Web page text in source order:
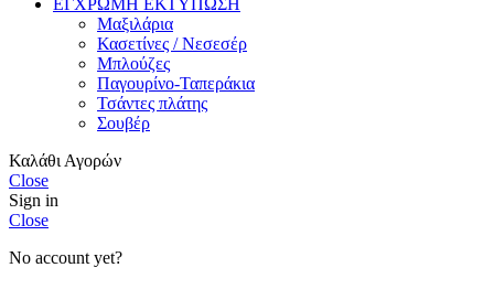
Μαξιλάρια
Κασετίνες / Νεσεσέρ
Μπλούζες
Παγουρίνο-Ταπεράκια
Τσάντες πλάτης
Σουβέρ
Καλάθι Αγορών
Close
Sign in
Close
No account yet?